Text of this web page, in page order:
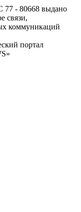
- 80668 выдано
связи,
коммуникаций
портал